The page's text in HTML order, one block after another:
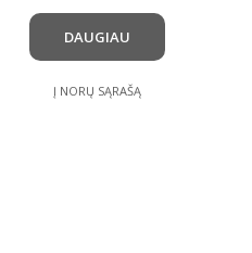
DAUGIAU
Į NORŲ SĄRAŠĄ